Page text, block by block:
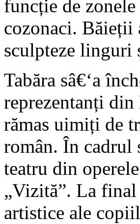
funcție de
cozonaci. Băieții
sculpteze linguri
Tabăra sâ€‘a
reprezentanți
rămas uimiți de
român. În cadrul
teatru din
„Vizită”. La
artistice ale